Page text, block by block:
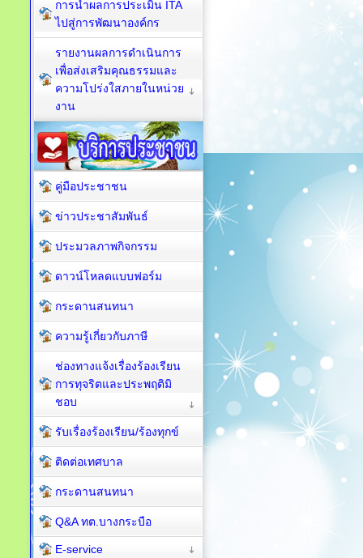
การนำผลการประเมิน ITA
ไปสู่การพัฒนาองค์กร
รายงานผลการดำเนินการ
เพื่อส่งเสริมคุณธรรมและ
ความโปร่งใสภายในหน่วย
งาน
คู่มือประชาชน
ข่าวประชาสัมพันธ์
ประมวลภาพกิจกรรม
ดาวน์โหลดแบบฟอร์ม
กระดานสนทนา
ความรู้เกี่ยวกับภาษี
ช่องทางแจ้งเรื่องร้องเรียน
การทุจริตและประพฤติมิ
ชอบ
รับเรื่องร้องเรียน/ร้องทุกข์
ติดต่อเทศบาล
กระดานสนทนา
Q&A ทต.บางกระบือ
E-service